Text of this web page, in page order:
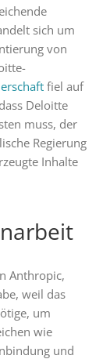
sich um
von
fiel auf
Deloitte
muss, der
Regierung
Inhalte
Anthropic,
weil das
um
wie
und